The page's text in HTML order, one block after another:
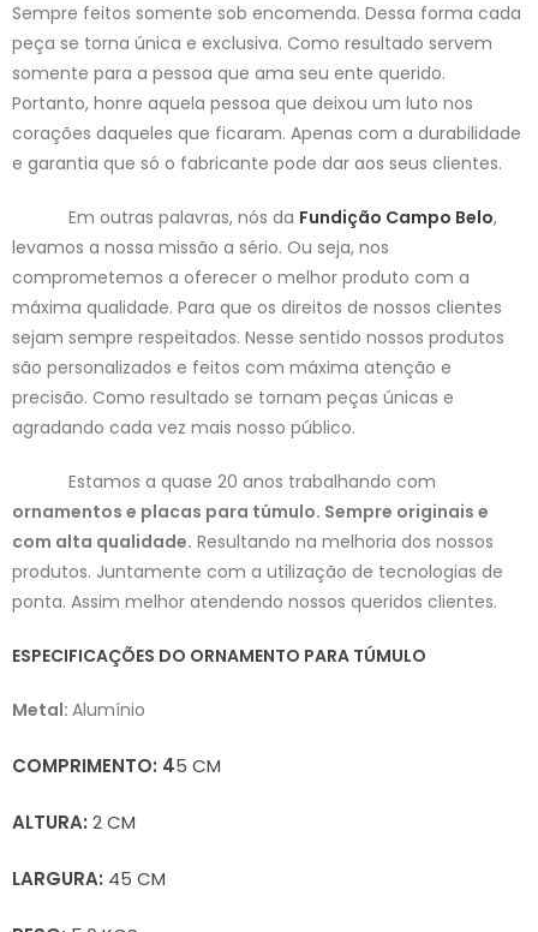
Sempre feitos somente sob encomenda. Dessa forma cada
peça se torna única e exclusiva. Como resultado servem
somente para a pessoa que ama seu ente querido.
Portanto, honre aquela pessoa que deixou um luto nos
corações daqueles que ficaram. Apenas com a durabilidade
e garantia que só o fabricante pode dar aos seus clientes.
Em outras palavras, nós da Fundição Campo Belo,
levamos a nossa missão a sério. Ou seja, nos
comprometemos a oferecer o melhor produto com a
máxima qualidade. Para que os direitos de nossos clientes
sejam sempre respeitados. Nesse sentido nossos produtos
são personalizados e feitos com máxima atenção e
precisão. Como resultado se tornam peças únicas e
agradando cada vez mais nosso público.
Estamos a quase 20 anos trabalhando com
ornamentos e placas para túmulo. Sempre originais e
com alta qualidade. Resultando na melhoria dos nossos
produtos. Juntamente com a utilização de tecnologias de
ponta. Assim melhor atendendo nossos queridos clientes.
ESPECIFICAÇÕES DO ORNAMENTO PARA TÚMULO
Metal: Alumínio
COMPRIMENTO: 45 CM
ALTURA: 2 CM
LARGURA: 45 CM